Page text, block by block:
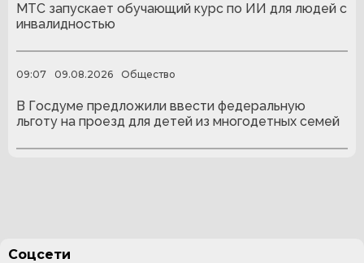
МТС запускает обучающий курс по ИИ для людей с
инвалидностью
09:07 09.08.2026 Общество
В Госдуме предложили ввести федеральную
льготу на проезд для детей из многодетных семей
Соцсети